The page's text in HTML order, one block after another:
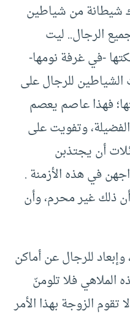
شيطانة من شياطين
الرجال.. ليت
-في غرفة نومها-
الشياطين للرجال على
فهذا عاصم يعصم
وتفويت على
أن يجتذبن
في هذه الأزمنة .
ذلك غير محرم، وأن
للرجال عن أماكن
الملاهي فلا تلومنّ
تقوم الزوجة بهذا الأمر